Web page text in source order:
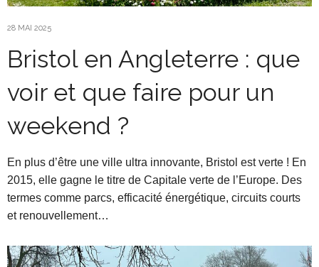
28 MAI 2025
Bristol en Angleterre : que
voir et que faire pour un
weekend ?
En plus d’être une ville ultra innovante, Bristol est verte ! En
2015, elle gagne le titre de Capitale verte de l’Europe. Des
termes comme parcs, efficacité énergétique, circuits courts
et renouvellement…